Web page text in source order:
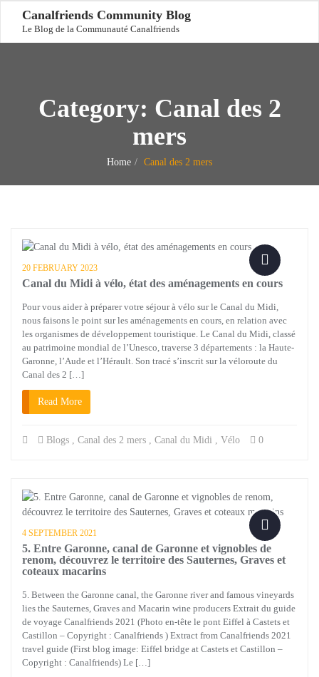
Canalfriends Community Blog
Le Blog de la Communauté Canalfriends
Category: Canal des 2
mers
Home Canal des 2 mers
20 FEBRUARY 2023
Canal du Midi à vélo, état des aménagements en cours
Pour vous aider à préparer votre séjour à vélo sur le Canal du Midi,
nous faisons le point sur les aménagements en cours, en relation avec
les organismes de développement touristique. Le Canal du Midi, classé
au patrimoine mondial de l’Unesco, traverse 3 départements : la Haute-
Garonne, l’Aude et l’Hérault. Son tracé s’inscrit sur la véloroute du
Canal des 2 […]
Read More
Blogs , Canal des 2 mers , Canal du Midi , Vélo 0
4 SEPTEMBER 2021
5. Entre Garonne, canal de Garonne et vignobles de
renom, découvrez le territoire des Sauternes, Graves et
coteaux macarins
5. Between the Garonne canal, the Garonne river and famous vineyards
lies the Sauternes, Graves and Macarin wine producers Extrait du guide
de voyage Canalfriends 2021 (Photo en-tête le pont Eiffel à Castets et
Castillon – Copyright : Canalfriends ) Extract from Canalfriends 2021
travel guide (First blog image: Eiffel bridge at Castets et Castillon –
Copyright : Canalfriends) Le […]